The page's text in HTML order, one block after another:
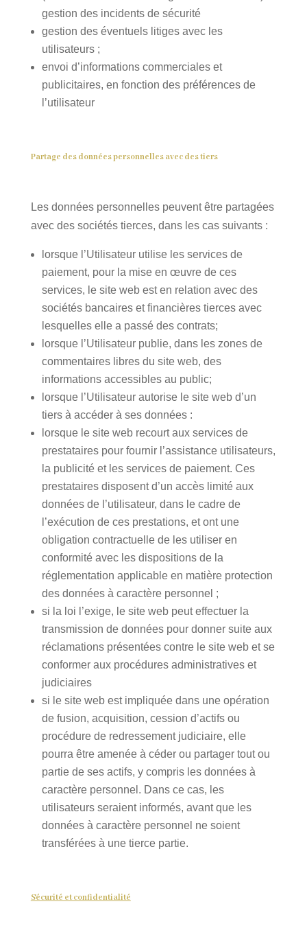
gestion des incidents de sécurité
gestion des éventuels litiges avec les
utilisateurs ;
envoi d’informations commerciales et
publicitaires, en fonction des préférences de
l’utilisateur
Partage des données personnelles avec des tiers
Les données personnelles peuvent être partagées
avec des sociétés tierces, dans les cas suivants :
lorsque l’Utilisateur utilise les services de
paiement, pour la mise en œuvre de ces
services, le site web est en relation avec des
sociétés bancaires et financières tierces avec
lesquelles elle a passé des contrats;
lorsque l’Utilisateur publie, dans les zones de
commentaires libres du site web, des
informations accessibles au public;
lorsque l’Utilisateur autorise le site web d’un
tiers à accéder à ses données :
lorsque le site web recourt aux services de
prestataires pour fournir l’assistance utilisateurs,
la publicité et les services de paiement. Ces
prestataires disposent d’un accès limité aux
données de l’utilisateur, dans le cadre de
l’exécution de ces prestations, et ont une
obligation contractuelle de les utiliser en
conformité avec les dispositions de la
réglementation applicable en matière protection
des données à caractère personnel ;
si la loi l’exige, le site web peut effectuer la
transmission de données pour donner suite aux
réclamations présentées contre le site web et se
conformer aux procédures administratives et
judiciaires
si le site web est impliquée dans une opération
de fusion, acquisition, cession d’actifs ou
procédure de redressement judiciaire, elle
pourra être amenée à céder ou partager tout ou
partie de ses actifs, y compris les données à
caractère personnel. Dans ce cas, les
utilisateurs seraient informés, avant que les
données à caractère personnel ne soient
transférées à une tierce partie.
Sécurité et confidentialité